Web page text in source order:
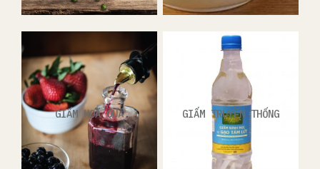
GIẤM HOA QUẢ GIẤM TRUYỀN THỐNG